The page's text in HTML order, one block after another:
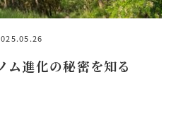
ム進化の秘密を知る